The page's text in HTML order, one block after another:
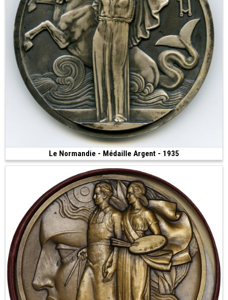
Le Normandie - Médaille Argent - 1935
(1935 • Paris • 153.44 g • 68.2 mm)